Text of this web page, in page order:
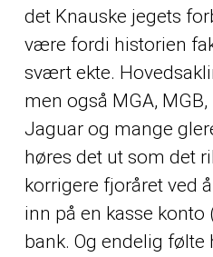
det Knauske jegets
være fordi historien
svært ekte.
men også MGA,
Jaguar og mange
høres det ut som det
korrigere fjoråret ved
inn på en kasse
bank. Og endelig følte